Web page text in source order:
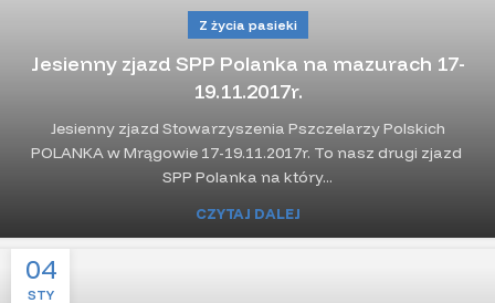
Z życia pasieki
Jesienny zjazd SPP Polanka na mazurach 17-
19.11.2017r.
Jesienny zjazd Stowarzyszenia Pszczelarzy Polskich
POLANKA w Mrągowie 17-19.11.2017r. To nasz drugi zjazd
SPP Polanka na który...
CZYTAJ DALEJ
04
STY